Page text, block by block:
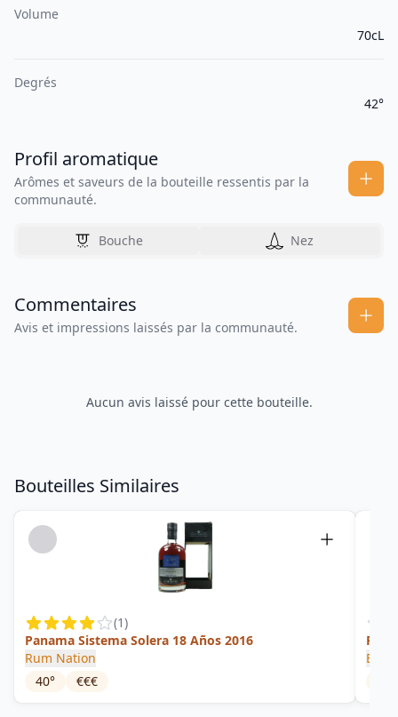
Volume
70cL
Degrés
42°
Profil aromatique
Arômes et saveurs de la bouteille ressentis par la
communauté.
Bouche Nez
Commentaires
Avis et impressions laissés par la communauté.
Aucun avis laissé pour cette bouteille.
Bouteilles Similaires
(1)
Panama Sistema Solera 18 Años 2016
Rum Nation
40° €€€